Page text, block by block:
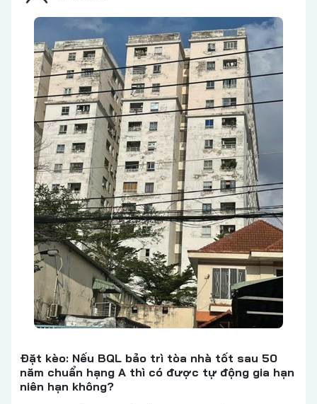
Đặt kèo: Nếu BQL bảo trì tòa nhà tốt sau 50
năm chuẩn hạng A thì có được tự động gia hạn
niên hạn không?